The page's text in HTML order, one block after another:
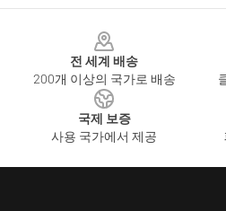
전 세계 배송
200개 이상의 국가로 배송
국제 보증
사용 국가에서 제공